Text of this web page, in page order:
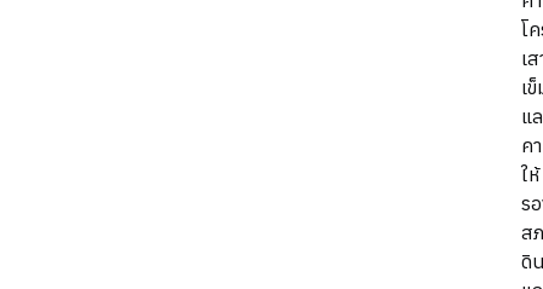
โ
เ
เ
แ
ค
ให้
ร
ส
ดิ